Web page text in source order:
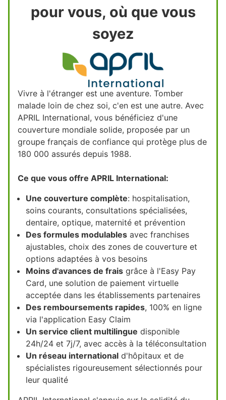
pour vous, où que vous
soyez
Vivre à l'étranger est une aventure. Tomber
malade loin de chez soi, c'en est une autre. Avec
APRIL International, vous bénéficiez d'une
couverture mondiale solide, proposée par un
groupe français de confiance qui protège plus de
180 000 assurés depuis 1988.
Ce que vous offre APRIL International:
Une couverture complète: hospitalisation,
soins courants, consultations spécialisées,
dentaire, optique, maternité et prévention
Des formules modulables avec franchises
ajustables, choix des zones de couverture et
options adaptées à vos besoins
Moins d'avances de frais grâce à l'Easy Pay
Card, une solution de paiement virtuelle
acceptée dans les établissements partenaires
Des remboursements rapides, 100% en ligne
via l'application Easy Claim
Un service client multilingue disponible
24h/24 et 7j/7, avec accès à la téléconsultation
Un réseau international d'hôpitaux et de
spécialistes rigoureusement sélectionnés pour
leur qualité